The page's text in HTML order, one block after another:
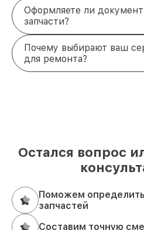
Оформляете ли
запчасти?
Почему выбирают ваш
для ремонта?
Остался вопрос
Поможем
запчастей
Составим точную